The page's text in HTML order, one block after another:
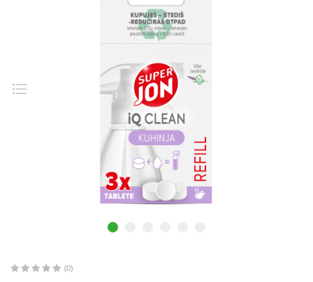
(0)